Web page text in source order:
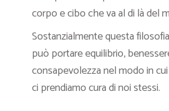
corpo e cibo che va al di là del
Sostanzialmente questa
può portare equilibrio,
consapevolezza nel modo in
ci prendiamo cura di noi stessi.